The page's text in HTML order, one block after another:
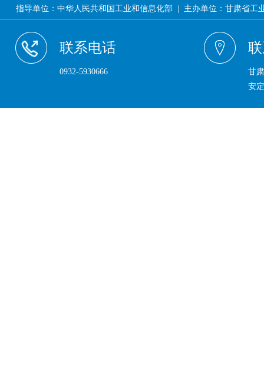
指导单位：中华人民共和国工业和信息化部 | 主办单位：甘肃省
联系电话
0932-5930666
甘
安